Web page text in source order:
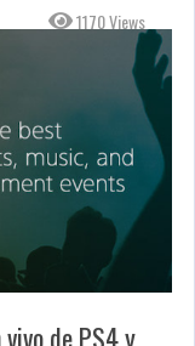
1170 Views
de PS4 y